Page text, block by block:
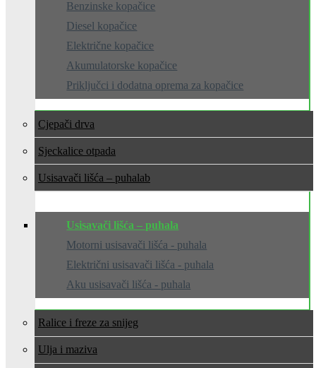
Benzinske kopačice
Diesel kopačice
Električne kopačice
Akumulatorske kopačice
Priključci i dodatna oprema za kopačice
Cjepači drva
Sjeckalice otpada
Usisavači lišća – puhala
Usisavači lišća – puhala
Motorni usisavači lišća - puhala
Električni usisavači lišća - puhala
Aku usisavači lišća - puhala
Ralice i freze za snijeg
Ulja i maziva